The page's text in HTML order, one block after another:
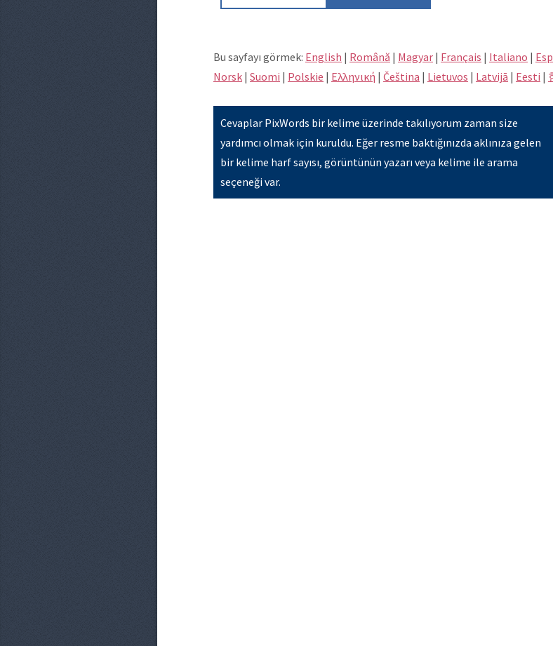
Bu sayfayı görmek: English | Română | Magyar | Français | Italiano |
Norsk | Suomi | Polskie | Eλληνική | Čeština | Lietuvos | Latvijā | Eesti |
Cevaplar PixWords bir kelime üzerinde takılıyorum zaman size
yardımcı olmak için kuruldu. Eğer resme baktığınızda aklınıza gelen
bir kelime harf sayısı, görüntünün yazarı veya kelime ile arama
seçeneği var.